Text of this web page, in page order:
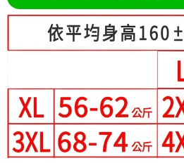
2.基於同意付款使用「大哥付你分期」之契
由本公司與您本人進行分期帳單所需資料之
3.完整用戶服務條款，請詳閱以下連結：
※ 交易是否成功請以「AFTEE先享後付 」
是否繳費成功／繳費後需取消欲退款等相關
客戶支援中心」https://
１．透過由恩沛科技股份有限公司提供之「
易，需依本服務之必要範圍內提供個人資料
權轉讓予恩沛科技股份有限公司。
２．關於個人資料處理事宜，請瀏覽以下網
https://aftee.tw/terms/#terms3
３．未成年的使用者請事先徵得法定代理人
「AFTEE先享後付」，若未經同意申辦者引
付款後萊爾富取貨
每筆NT$80，滿NT$699(含以上)免運費
每筆NT$80，滿NT$699(含以上)免運費
付款後7-11取貨
每筆NT$80，滿NT$699(含以上)免運費
宅配